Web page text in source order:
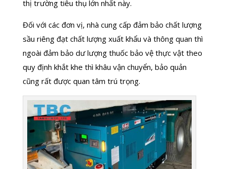
thị trường tiêu thụ lớn nhất này.
Đối với các đơn vị, nhà cung cấp đảm bảo chất lượng
sầu riêng đạt chất lượng xuất khẩu và thông quan thì
ngoài đảm bảo dư lượng thuốc bảo vệ thực vật theo
quy định khắt khe thì khâu vận chuyển, bảo quản
cũng rất được quan tâm trú trọng.